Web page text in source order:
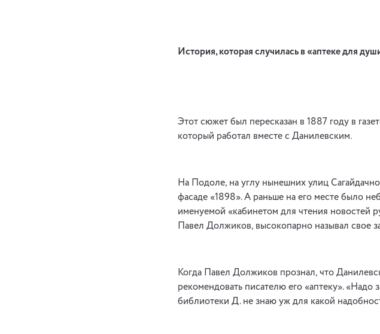
История, которая случилась в «аптеке для
Этот сюжет был пересказан в 1887 году в
который работал вместе с Данилевским.
На Подоле, на углу нынешних улиц
фасаде «1898». А раньше на его месте было
именуемой «кабинетом для чтения новостей
Павел Должиков, высокопарно называл свое
Когда Павел Должиков прознал, что
рекомендовать писателю его «аптеку». «Надо
библиотеки Д. не знаю уж для какой